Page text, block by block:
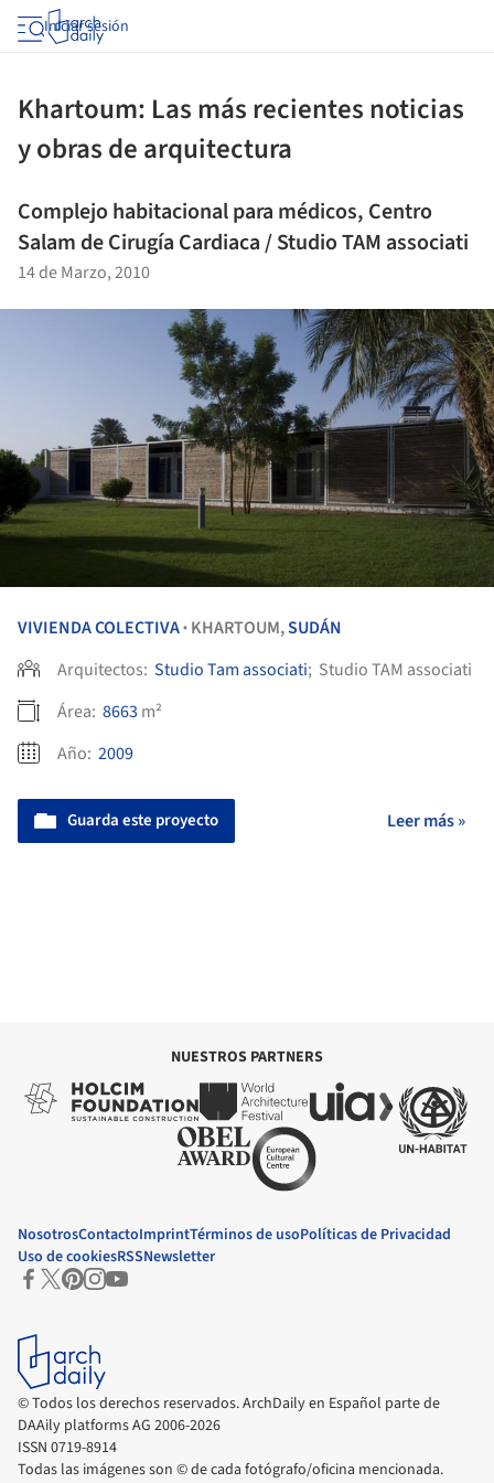
Iniciar sesión
Khartoum: Las más recientes noticias
y obras de arquitectura
Complejo habitacional para médicos, Centro
Salam de Cirugía Cardiaca / Studio TAM associati
14 de Marzo, 2010
VIVIENDA COLECTIVA• KHARTOUM,SUDÁN
Arquitectos: Studio Tam associati; Studio TAM associati
Área: 8663 m²
Año: 2009
Guarda este proyecto Leer más »